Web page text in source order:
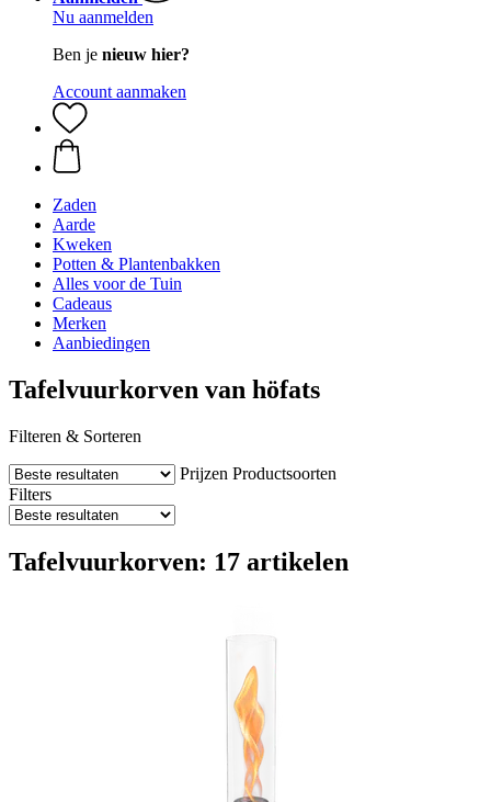
Nu aanmelden
Ben je nieuw hier?
Account aanmaken
Zaden
Aarde
Kweken
Potten & Plantenbakken
Alles voor de Tuin
Cadeaus
Merken
Aanbiedingen
Tafelvuurkorven van höfats
Filteren & Sorteren
Prijzen Productsoorten
Filters
Tafelvuurkorven: 17 artikelen